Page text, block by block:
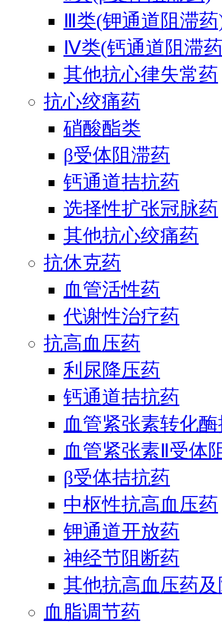
Ⅲ类(钾通道阻滞
Ⅳ类(钙通道阻滞
其他抗心律失常药
抗心绞痛药
硝酸酯类
β受体阻滞药
钙通道拮抗药
选择性扩张冠脉药
其他抗心绞痛药
抗休克药
血管活性药
代谢性治疗药
抗高血压药
利尿降压药
钙通道拮抗药
血管紧张素转化
血管紧张素Ⅱ受体
β受体拮抗药
中枢性抗高血压药
钾通道开放药
神经节阻断药
其他抗高血压药
血脂调节药